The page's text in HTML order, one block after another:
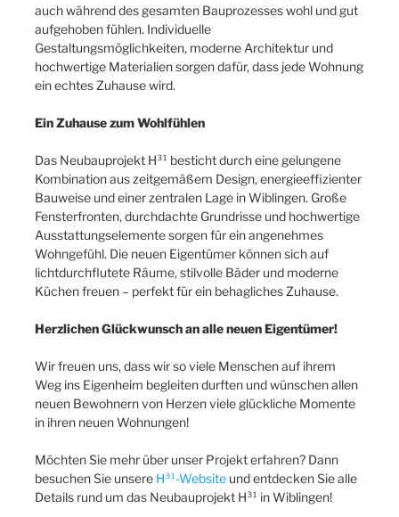
auch während des gesamten Bauprozesses wohl und gut
aufgehoben fühlen. Individuelle
Gestaltungsmöglichkeiten, moderne Architektur und
hochwertige Materialien sorgen dafür, dass jede Wohnung
ein echtes Zuhause wird.
Ein Zuhause zum Wohlfühlen
Das Neubauprojekt H³¹ besticht durch eine gelungene
Kombination aus zeitgemäßem Design, energieeffizienter
Bauweise und einer zentralen Lage in Wiblingen. Große
Fensterfronten, durchdachte Grundrisse und hochwertige
Ausstattungselemente sorgen für ein angenehmes
Wohngefühl. Die neuen Eigentümer können sich auf
lichtdurchflutete Räume, stilvolle Bäder und moderne
Küchen freuen – perfekt für ein behagliches Zuhause.
Herzlichen Glückwunsch an alle neuen Eigentümer!
Wir freuen uns, dass wir so viele Menschen auf ihrem
Weg ins Eigenheim begleiten durften und wünschen allen
neuen Bewohnern von Herzen viele glückliche Momente
in ihren neuen Wohnungen!
Möchten Sie mehr über unser Projekt erfahren? Dann
besuchen Sie unsere H³¹-Website und entdecken Sie alle
Details rund um das Neubauprojekt H³¹ in Wiblingen!